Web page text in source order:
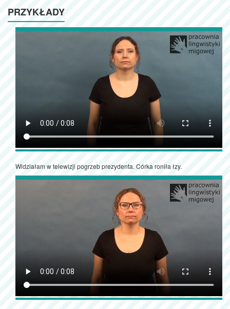
PRZYKŁADY
Widziałam w telewizji pogrzeb prezydenta. Córka roniła łzy.